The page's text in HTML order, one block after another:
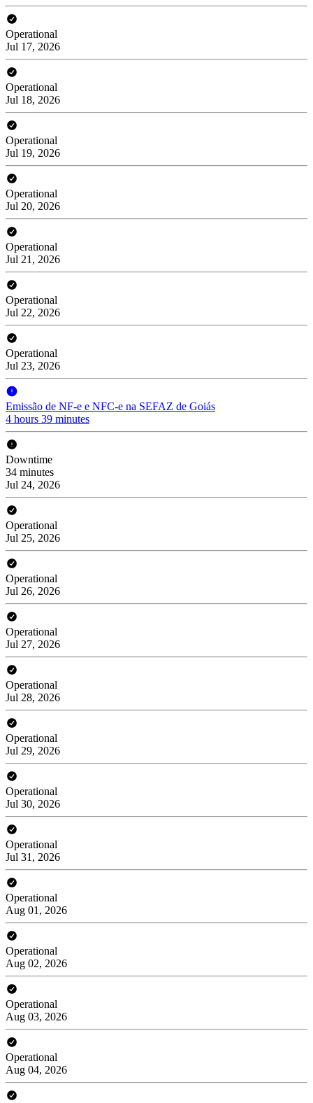
Operational
Jul 17, 2026
Operational
Jul 18, 2026
Operational
Jul 19, 2026
Operational
Jul 20, 2026
Operational
Jul 21, 2026
Operational
Jul 22, 2026
Operational
Jul 23, 2026
Emissão de NF-e e NFC-e na SEFAZ de Goiás
4 hours 39 minutes
Downtime
34 minutes
Jul 24, 2026
Operational
Jul 25, 2026
Operational
Jul 26, 2026
Operational
Jul 27, 2026
Operational
Jul 28, 2026
Operational
Jul 29, 2026
Operational
Jul 30, 2026
Operational
Jul 31, 2026
Operational
Aug 01, 2026
Operational
Aug 02, 2026
Operational
Aug 03, 2026
Operational
Aug 04, 2026